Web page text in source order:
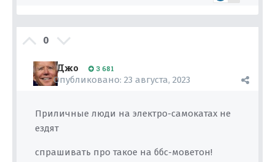
0
Джо 3 681
Опубликовано: 23 августа, 2023
Приличные люди на электро-самокатах не
ездят
спрашивать про такое на ббс-моветон!